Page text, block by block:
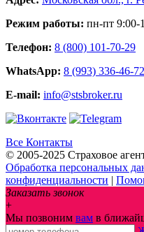
Режим работы: пн-пт 9:00-
Телефон: 8 (800) 101-70-29
WhatsApp: 8 (993) 336-46-72
E-mail: info@stsbroker.ru
Все Контакты
© 2005-2025 Страховое
Обработка персональных
конфиденциальности |
Заказать звонок
+
Мы позвоним вам в